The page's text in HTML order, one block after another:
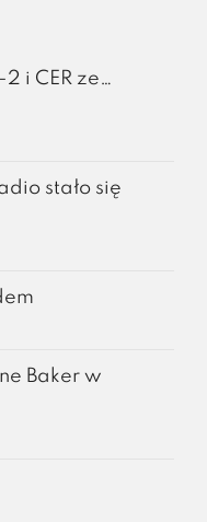
i CER ze…
stało się
Baker w